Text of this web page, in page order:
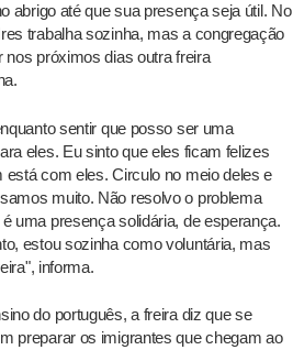
abrigo até que sua presença seja útil. No
trabalha sozinha, mas a congregação
nos próximos dias outra freira
sentir que posso ser uma
eles. Eu sinto que eles ficam felizes
está com eles. Circulo no meio deles e
muito. Não resolvo o problema
uma presença solidária, de esperança.
estou sozinha como voluntária, mas
informa.
do português, a freira diz que se
preparar os imigrantes que chegam ao